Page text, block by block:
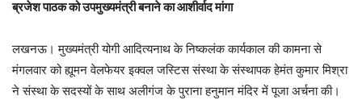
ब्रजेश पाठक को उपमुख्यमंत्री बनाने का आशीर्वाद मांगा
लखनऊ। मुख्यमंत्री योगी आदित्यनाथ के निष्कलंक कार्यकाल की कामना से
मंगलवार को ह्यूमन वेलफेयर इक्वल जस्टिस संस्था के संस्थापक हेमंत कुमार मिश्रा
ने संस्था के सदस्यों के साथ अलीगंज के पुराना हनुमान मंदिर में पूजा अर्चना की।